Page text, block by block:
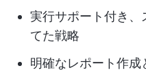
実行サポート付き、
てた戦略
明確なレポート作